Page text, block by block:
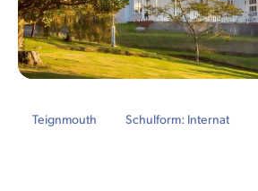
Teignmouth Schulform: Internat